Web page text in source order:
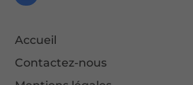
Accueil
Contactez-nous